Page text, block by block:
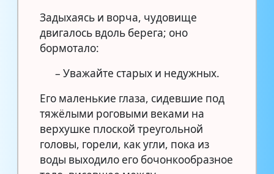
Задыхаясь и ворча, чудовище
двигалось вдоль берега; оно
бормотало:
– Уважайте старых и недужных.
Его маленькие глаза, сидевшие под
тяжёлыми роговыми веками на
верхушке плоской треугольной
головы, горели, как угли, пока из
воды выходило его бочонкообразное